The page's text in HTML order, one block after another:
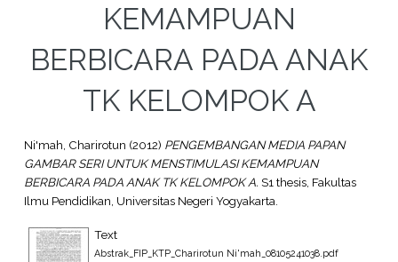
KEMAMPUAN
BERBICARA PADA ANAK
TK KELOMPOK A
Ni'mah, Charirotun (2012) PENGEMBANGAN MEDIA PAPAN
GAMBAR SERI UNTUK MENSTIMULASI KEMAMPUAN
BERBICARA PADA ANAK TK KELOMPOK A. S1 thesis, Fakultas
Ilmu Pendidikan, Universitas Negeri Yogyakarta.
Text
Abstrak_FIP_KTP_Charirotun Ni'mah_08105241038.pdf